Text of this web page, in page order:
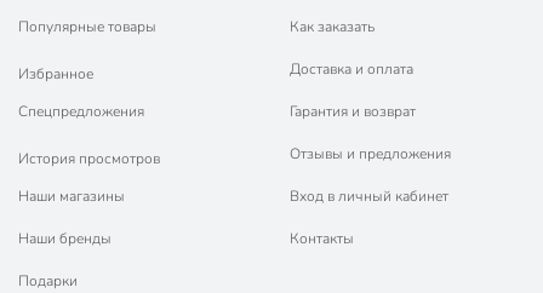
Популярные товары
Избранное
Спецпредложения
История просмотров
Наши магазины
Наши бренды
Подарки
Как заказать
Доставка и оплата
Гарантия и возврат
Отзывы и предложения
Вход в личный кабинет
Контакты